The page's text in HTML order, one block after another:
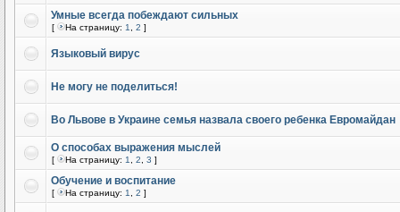
Умные всегда побеждают сильных
[ На страницу: 1 2 ]
Языковый вирус
Не могу не поделиться!
Во Львове в Украине семья назвала своего ребенка Евромайдан
О способах выражения мыслей
[ На страницу: 1 2 3 ]
Обучение и воспитание
[ На страницу: 1 2 ]